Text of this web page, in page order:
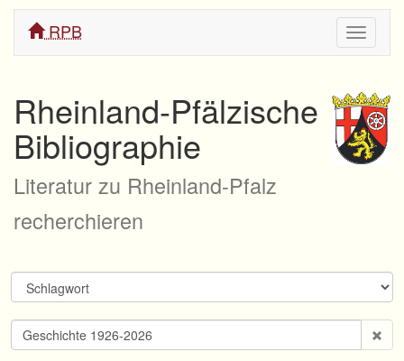
ein/
RPB
Rheinland-Pfälzische
Bibliographie
Literatur zu Rheinland-Pfalz
recherchieren